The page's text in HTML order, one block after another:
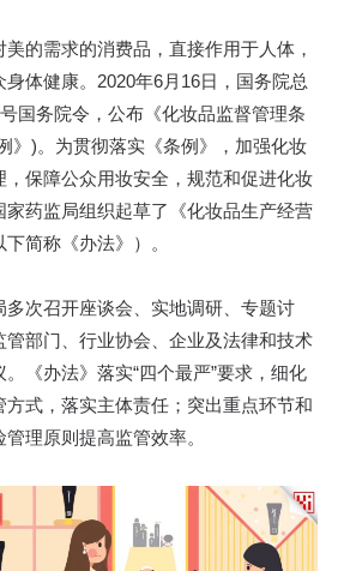
的需求的消费品，直接作用于人体，
体健康。2020年6月16日，国务院总
国务院令，公布《化妆品监督管理条
》)。为贯彻落实《条例》，加强化妆
，保障公众用妆安全，规范和促进化妆
家药监局组织起草了《化妆品生产经营
简称《办法》）。
多次召开座谈会、实地调研、专题讨
管部门、行业协会、企业及法律和技术
《办法》落实“四个最严”要求，细化
方式，落实主体责任；突出重点环节和
理原则提高监管效率。